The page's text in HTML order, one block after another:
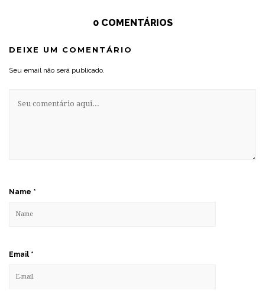
0 COMENTÁRIOS
DEIXE UM COMENTÁRIO
Seu email não será publicado.
Name *
Email *